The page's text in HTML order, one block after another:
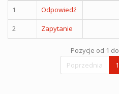
1 Odpowiedź
2 Zapytanie
Pozycje od 1
Poprzednia
1